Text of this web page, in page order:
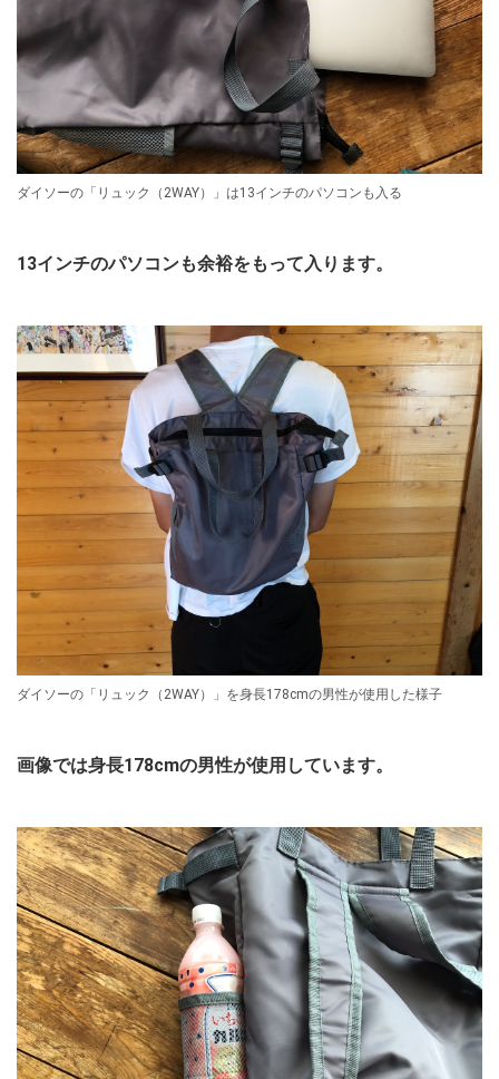
ダイソーの「リュック（2WAY）」は13インチのパソコンも入る
13インチのパソコンも余裕をもって入ります。
ダイソーの「リュック（2WAY）」を身長178cmの男性が使用した様子
画像では身長178cmの男性が使用しています。